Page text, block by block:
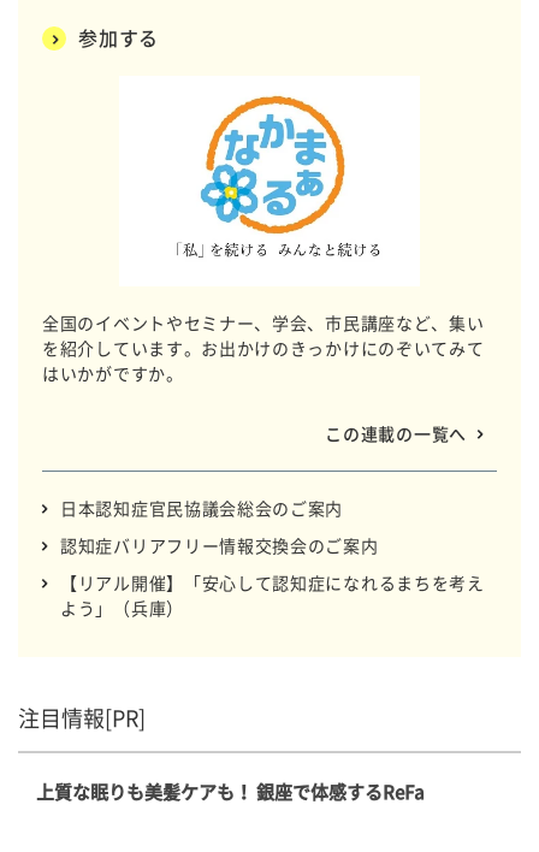
参加する
全国のイベントやセミナー、学会、市民講座など、集い
を紹介しています。お出かけのきっかけにのぞいてみて
はいかがですか。
この連載の一覧へ
日本認知症官民協議会総会のご案内
認知症バリアフリー情報交換会のご案内
【リアル開催】「安心して認知症になれるまちを考え
よう」（兵庫）
注目情報[PR]
上質な眠りも美髪ケアも！ 銀座で体感するReFa